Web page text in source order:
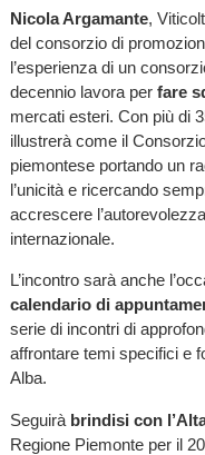
Nicola Argamante,
del consorzio di
l’esperienza di un
decennio lavora per fare
mercati esteri. Con più di
illustrerà come il
piemontese portando un
l’unicità e ricercando
accrescere
internazionale.
L’incontro sarà anche
calendario di
serie di incontri di
affrontare temi specifici e
Alba.
Seguirà brindisi con
Regione Piemonte per il